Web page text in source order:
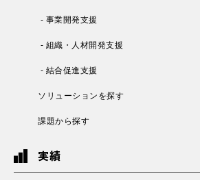
- 事業開発支援
- 組織・人材開発支援
- 結合促進支援
ソリューションを探す
課題から探す
実績